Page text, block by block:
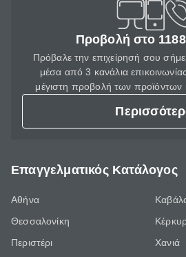
Προβολή στο
Πρόβαλε την επιχείρησή σου
μέσα από 3 κανάλια
μέγιστη προβολή των προϊόντων
Επαγγελματικός Κατάλογος
Αθήνα
Θεσσαλονίκη
Περιστέρι
Χανιά